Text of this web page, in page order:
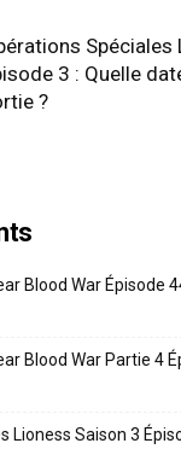
Spéciales
3 : Quelle
?
Blood War Épisode
Blood War Partie 4
Lioness Saison 3